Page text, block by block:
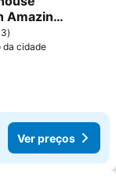
favoritos
Amazing
da cidade
Ver preços